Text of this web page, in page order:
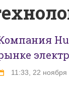
11:33, 22 ноября